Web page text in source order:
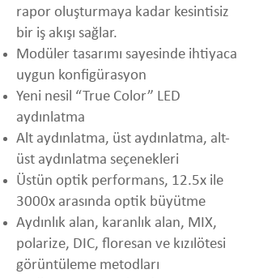
rapor oluşturmaya kadar kesintisiz
bir iş akışı sağlar.
Modüler tasarımı sayesinde ihtiyaca
uygun konfigürasyon
Yeni nesil “True Color” LED
aydınlatma
Alt aydınlatma, üst aydınlatma, alt-
üst aydınlatma seçenekleri
Üstün optik performans, 12.5x ile
3000x arasında optik büyütme
Aydınlık alan, karanlık alan, MIX,
polarize, DIC, floresan ve kızılötesi
görüntüleme metodları